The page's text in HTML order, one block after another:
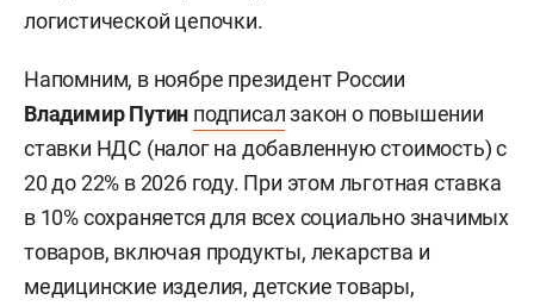
логистической цепочки.
Напомним, в ноябре президент России
Владимир Путин подписалзакон о повышении
ставки НДС (налог на добавленную стоимость) с
20 до 22% в 2026 году. При этом льготная ставка
в 10% сохраняется для всех социально значимых
товаров, включая продукты, лекарства и
медицинские изделия, детские товары,